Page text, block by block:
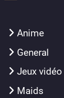
Anime
General
Jeux vidéo
Maids